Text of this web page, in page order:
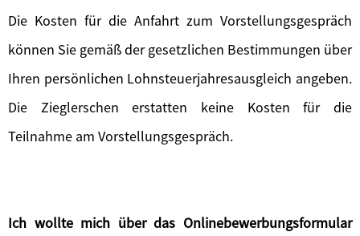
Die Kosten für die Anfahrt zum Vorstellungsgespräch
können Sie gemäß der gesetzlichen Bestimmungen über
Ihren persönlichen Lohnsteuerjahresausgleich angeben.
Die Zieglerschen erstatten keine Kosten für die
Teilnahme am Vorstellungsgespräch.
Ich wollte mich über das Onlinebewerbungsformular